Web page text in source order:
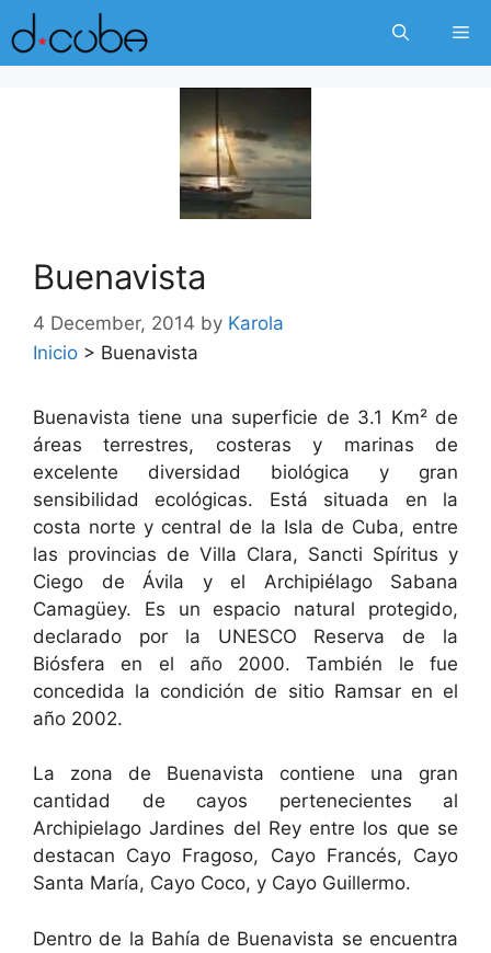
Skip
to
content
Buenavista
4 December, 2014 by Karola
Inicio > Buenavista
Buenavista tiene una superficie de 3.1 Km² de
áreas terrestres, costeras y marinas de
excelente diversidad biológica y gran
sensibilidad ecológicas. Está situada en la
costa norte y central de la Isla de Cuba, entre
las provincias de Villa Clara, Sancti Spíritus y
Ciego de Ávila y el Archipiélago Sabana
Camagüey. Es un espacio natural protegido,
declarado por la UNESCO Reserva de la
Biósfera en el año 2000. También le fue
concedida la condición de sitio Ramsar en el
año 2002.
La zona de Buenavista contiene una gran
cantidad de cayos pertenecientes al
Archipielago Jardines del Rey entre los que se
destacan Cayo Fragoso, Cayo Francés, Cayo
Santa María, Cayo Coco, y Cayo Guillermo.
Dentro de la Bahía de Buenavista se encuentra